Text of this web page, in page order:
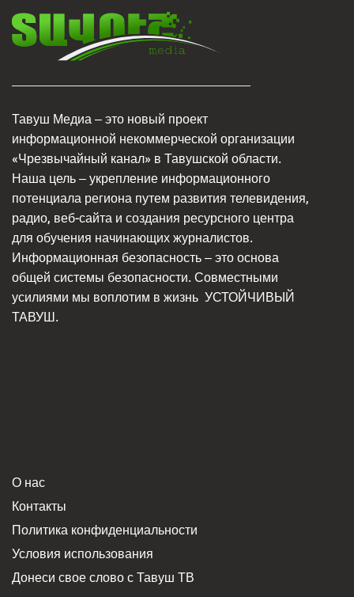
Тавуш Медиа – это новый проект
информационной некоммерческой организации
«Чрезвычайный канал» в Тавушской области.
Наша цель – укрепление информационного
потенциала региона путем развития телевидения,
радио, веб-сайта и создания ресурсного центра
для обучения начинающих журналистов.
Информационная безопасность – это основа
общей системы безопасности. Совместными
усилиями мы воплотим в жизнь УСТОЙЧИВЫЙ
ТАВУШ.
О нас
Контакты
Политика конфиденциальности
Условия использования
Донеси свое слово с Тавуш ТВ